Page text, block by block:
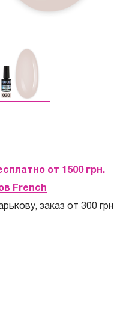
от 1500 грн.
French
заказ от 300 грн